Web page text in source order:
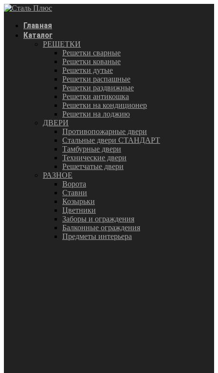
Главная
Каталог
РЕШЕТКИ
Решетки сварные
Решетки кованые
Решетки дутые
Решетки распашные
Решетки раздвижные
Решетки антикошка
Решетки на кондиционер
Решетки на лоджию
ДВЕРИ
Противопожарные двери
Стальные двери СТАНДАРТ
Тамбурные двери
Технические двери
Решетчатые двери
РАЗНОЕ
Ворота
Ставни
Козырьки
Цветники
Заборы и ограждения
Балконные ограждения
Предметы интерьера